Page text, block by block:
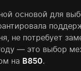
основой для
не потребует
— это выбор
на B850.